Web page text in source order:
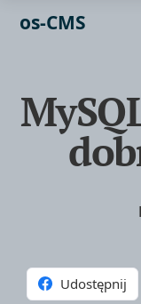
os-CMS
Udostępnij